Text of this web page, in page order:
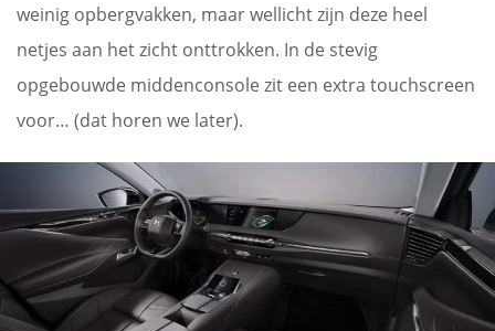
weinig opbergvakken, maar wellicht zijn deze heel
netjes aan het zicht onttrokken. In de stevig
opgebouwde middenconsole zit een extra touchscreen
voor… (dat horen we later).